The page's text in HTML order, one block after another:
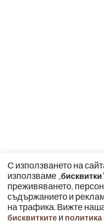
С използването на
използваме „бисквитки
преживяването,
съдържанието и
на трафика. Вижте
бисквитките и политика